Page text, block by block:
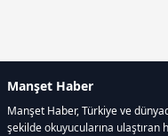
Manşet Haber
Manşet Haber, Türkiye ve
şekilde okuyucularına ulaştıran